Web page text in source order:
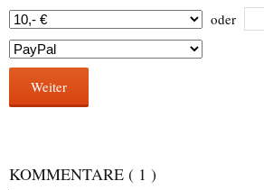
oder
Weiter
KOMMENTARE ( 1 )